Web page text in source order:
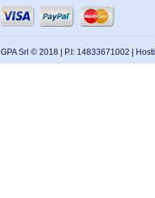
GPA Srl © 2018 | P.I: 14833671002 |